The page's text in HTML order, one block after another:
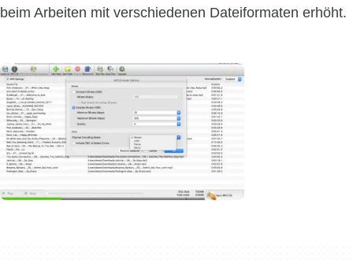
beim Arbeiten mit verschiedenen Dateiformaten erhöht.